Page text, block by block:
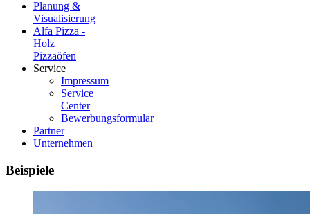
Planung &
Visualisierung
Alfa Pizza -
Holz
Pizzaöfen
Service
Impressum
Service
Center
Bewerbungsformular
Partner
Unternehmen
Beispiele